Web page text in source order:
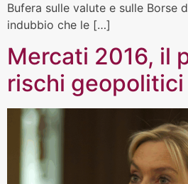
Bufera sulle valute e sulle Borse
indubbio che le […]
Mercati 2016, il
rischi geopolitici